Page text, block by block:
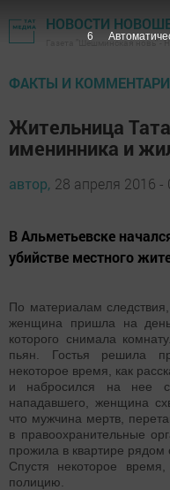
НОВОСТИ
Газета "Шешминская новь"
ФАКТЫ И
Жительница
именинника и
автор, 28 апреля 2016 -
В Альметьевске
убийстве местного
По материалам
женщина пришла на
которого снимала
пьян. Гостья решила
некоторое время, как
и набросился на нее с
нападавшего, женщина
что мужчина мертв,
в правоохранительные
прожила в квартире рядом
Спустя некоторое
полицию.
5